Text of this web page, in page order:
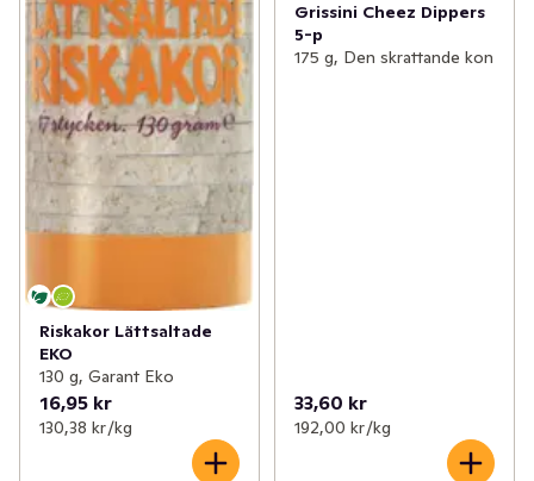
Riskakor Lättsaltade
EKO
130 g, Garant Eko
16,95 kr
130,38 kr /kg
Grissini Cheez Dippers
5-p
175 g, Den skrattande kon
33,60 kr
192,00 kr /kg